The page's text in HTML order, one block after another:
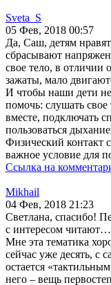
Sveta_S
05 Фев, 2018 00:57
Да, Саш, детям
сбрасывают
свое тело, в отличии
зажаты, мало
И чтобы наши дети
помочь: слушать свое
вместе, подключать
пользоваться
Физический контакт
важное условие для
Ссылка на
Mikhail
04 Фев, 2018 21:23
Светлана, спасибо!
с интересом
Мне эта тематика
сейчас уже десять, с
остается
него – вещь